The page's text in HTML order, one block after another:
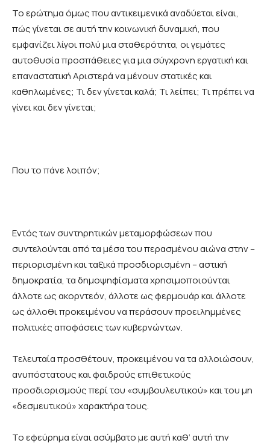
Το ερώτημα όμως που αντικειμενικά αναδύεται είναι,
πώς γίνεται σε αυτή την κοινωνική δυναμική, που
εμφανίζει λίγοι πολύ μια σταθερότητα, οι γεμάτες
αυτοθυσία προσπάθειες για μια σύγχρονη εργατική και
επαναστατική Αριστερά να μένουν στατικές και
καθηλωμένες; Τι δεν γίνεται καλά; Τι λείπει; Τι πρέπει να
γίνει και δεν γίνεται;
Που το πάνε λοιπόν;
Εντός των συντηρητικών μεταμορφώσεων που
συντελούνται από τα μέσα του περασμένου αιώνα στην –
περιορισμένη και ταξικά προσδιορισμένη – αστική
δημοκρατία, τα δημοψηφίσματα χρησιμοποιούνται
άλλοτε ως ακορντεόν, άλλοτε ως φερμουάρ και άλλοτε
ως άλλοθι προκειμένου να περάσουν προειλημμένες
πολιτικές αποφάσεις των κυβερνώντων.
Τελευταία προσθέτουν, προκειμένου να τα αλλοιώσουν,
ανυπόστατους και φαιδρούς επιθετικούς
προσδιορισμούς περί του «συμβουλευτικού» και του μη
«δεσμευτικού» χαρακτήρα τους.
Το εφεύρημα είναι ασύμβατο με αυτή καθ’ αυτή την